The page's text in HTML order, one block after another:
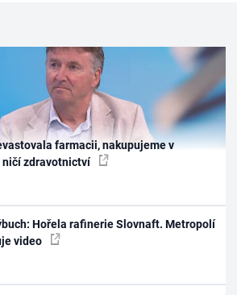
farmacii, nakupujeme v
ničí zdravotnictví
Hořela rafinerie Slovnaft. Metropolí
video